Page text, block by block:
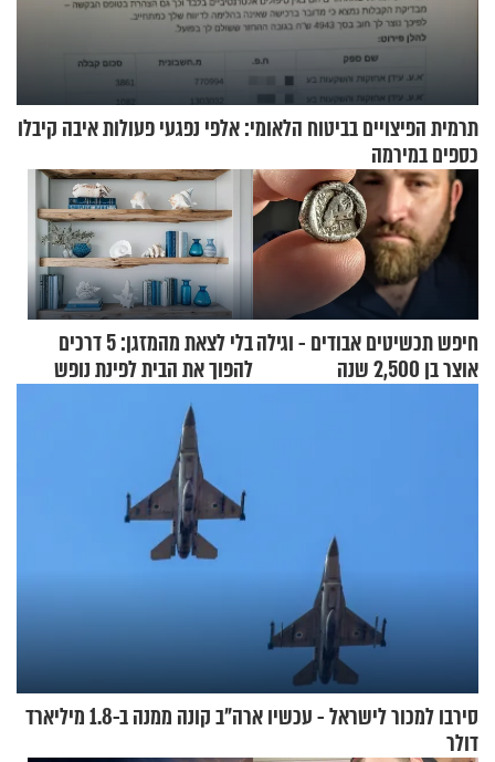
תרמית הפיצויים בביטוח הלאומי: אלפי נפגעי פעולות איבה קיבלו
כספים במירמה
חיפש תכשיטים אבודים - וגילה
אוצר בן 2,500 שנה
בלי לצאת מהמזגן: 5 דרכים
להפוך את הבית לפינת נופש
סירבו למכור לישראל - עכשיו ארה"ב קונה ממנה ב-1.8 מיליארד
דולר